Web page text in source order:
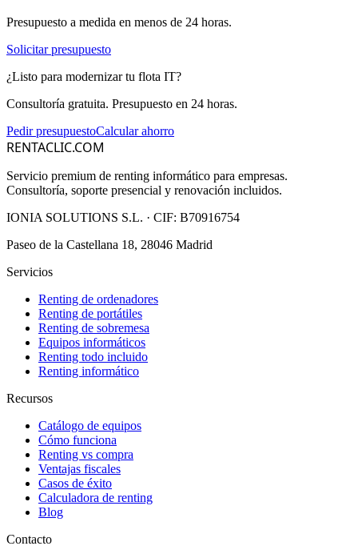
Presupuesto a medida en menos de 24 horas.
Solicitar presupuesto
¿Listo para modernizar tu flota IT?
Consultoría gratuita. Presupuesto en 24 horas.
Pedir presupuestoCalcular ahorro
RENTACLIC.COM
Servicio premium de renting informático para empresas.
Consultoría, soporte presencial y renovación incluidos.
IONIA SOLUTIONS S.L. · CIF: B70916754
Paseo de la Castellana 18, 28046 Madrid
Servicios
Renting de ordenadores
Renting de portátiles
Renting de sobremesa
Equipos informáticos
Renting todo incluido
Renting informático
Recursos
Catálogo de equipos
Cómo funciona
Renting vs compra
Ventajas fiscales
Casos de éxito
Calculadora de renting
Blog
Contacto